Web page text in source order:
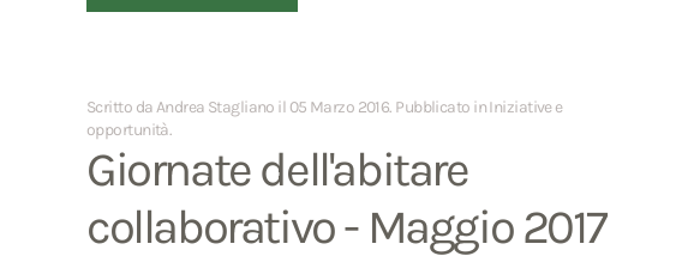
Scritto da Andrea Stagliano il 05 Marzo 2016. Pubblicato inIniziative e
opportunità.
Giornate dell'abitare
collaborativo - Maggio 2017